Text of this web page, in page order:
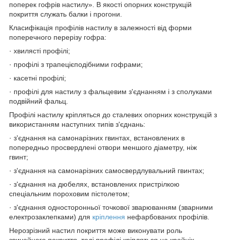
поперек гофрів настилу». В якості опорних конструкцій
покриття служать балки і прогони.
Класифікація профілів настилу в залежності від форми
поперечного перерізу гофра:
· хвилясті профілі;
· профілі з трапецієподібними гофрами;
· касетні профілі;
· профілі для настилу з фальцевим з'єднанням і з сполуками
подвійний фальц.
Профілі настилу кріпляться до сталевих опорних конструкцій з
використанням наступних типів з'єднань:
· з'єднання на самонарізних гвинтах, встановлених в
попередньо просвердлені отвори меншого діаметру, ніж
гвинт;
· з'єднання на самонарізних самосвердлувальний гвинтах;
· з'єднання на дюбелях, встановлених пристрілкою
спеціальним пороховим пістолетом;
· з'єднання односторонньої точкової зварюванням (зварними
електрозаклепками) для кріплення нефарбованих профілів.
Нерозрізний настил покриття може виконувати роль